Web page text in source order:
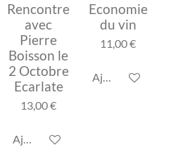
Rencontre
avec
Pierre
Boisson le
2 Octobre
Ecarlate
13,00 €
Ajouter au panier
Economie
du vin
11,00 €
Ajouter au panier